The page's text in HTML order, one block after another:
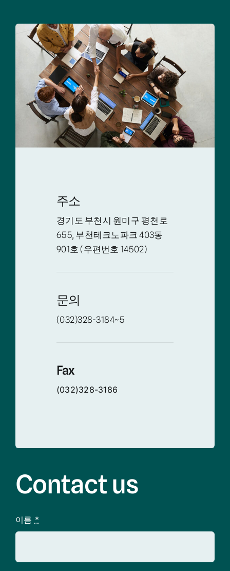
주소
경기도 부천시 원미구 평천로
655, 부천테크노파크 403동
901호 (우편번호 14502)
문의
(032)328-3184~5
Fax
(032)328-3186
Contact us
이름 *